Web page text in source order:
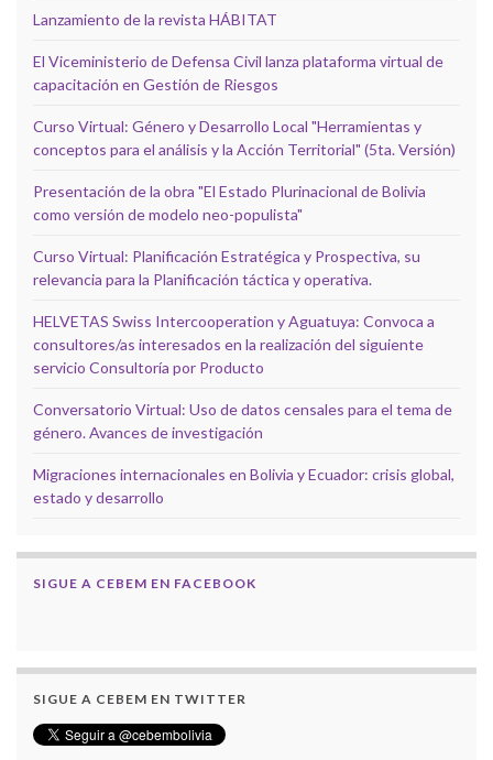
Lanzamiento de la revista HÁBITAT
El Viceministerio de Defensa Civil lanza plataforma virtual de
capacitación en Gestión de Riesgos
Curso Virtual: Género y Desarrollo Local "Herramientas y
conceptos para el análisis y la Acción Territorial" (5ta. Versión)
Presentación de la obra "El Estado Plurinacional de Bolivia
como versión de modelo neo-populista"
Curso Virtual: Planificación Estratégica y Prospectiva, su
relevancia para la Planificación táctica y operativa.
HELVETAS Swiss Intercooperation y Aguatuya: Convoca a
consultores/as interesados en la realización del siguiente
servicio Consultoría por Producto
Conversatorio Virtual: Uso de datos censales para el tema de
género. Avances de investigación
Migraciones internacionales en Bolivia y Ecuador: crisis global,
estado y desarrollo
SIGUE A CEBEM EN FACEBOOK
SIGUE A CEBEM EN TWITTER